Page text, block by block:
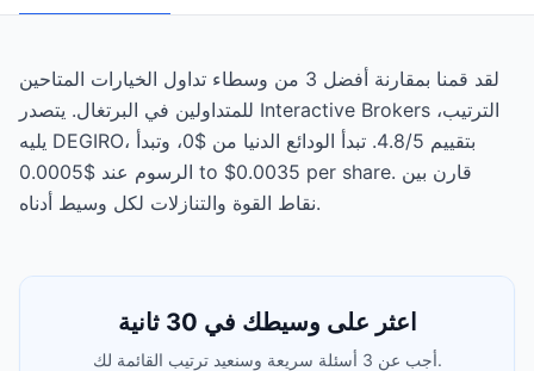
لقد قمنا بمقارنة أفضل 3 من وسطاء تداول الخيارات المتاحين
للمتداولين في البرتغال. يتصدر Interactive Brokers الترتيب،
يليه DEGIRO، بتقييم 4.8/5. تبدأ الودائع الدنيا من $0، وتبدأ
الرسوم عند $0.0005 to $0.0035 per share. قارن بين
نقاط القوة والتنازلات لكل وسيط أدناه.
اعثر على وسيطك في 30 ثانية
أجب عن 3 أسئلة سريعة وسنعيد ترتيب القائمة لك.